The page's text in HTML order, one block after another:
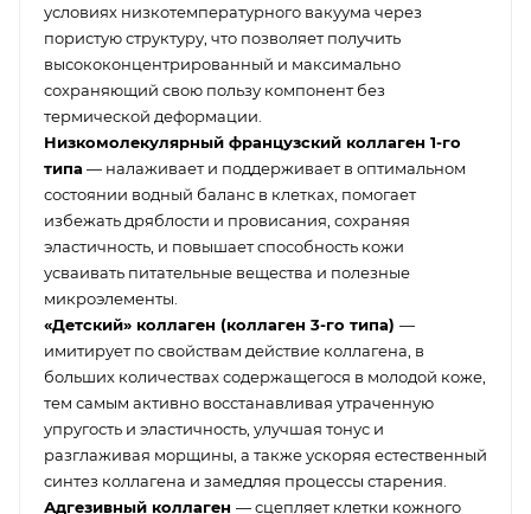
условиях низкотемпературного вакуума через
пористую структуру, что позволяет получить
высококонцентрированный и максимально
сохраняющий свою пользу компонент без
термической деформации.
Низкомолекулярный французский коллаген 1-го
типа — налаживает и поддерживает в оптимальном
состоянии водный баланс в клетках, помогает
избежать дряблости и провисания, сохраняя
эластичность, и повышает способность кожи
усваивать питательные вещества и полезные
микроэлементы.
«Детский» коллаген (коллаген 3-го типа) —
имитирует по свойствам действие коллагена, в
больших количествах содержащегося в молодой коже,
тем самым активно восстанавливая утраченную
упругость и эластичность, улучшая тонус и
разглаживая морщины, а также ускоряя естественный
синтез коллагена и замедляя процессы старения.
Адгезивный коллаген — сцепляет клетки кожного